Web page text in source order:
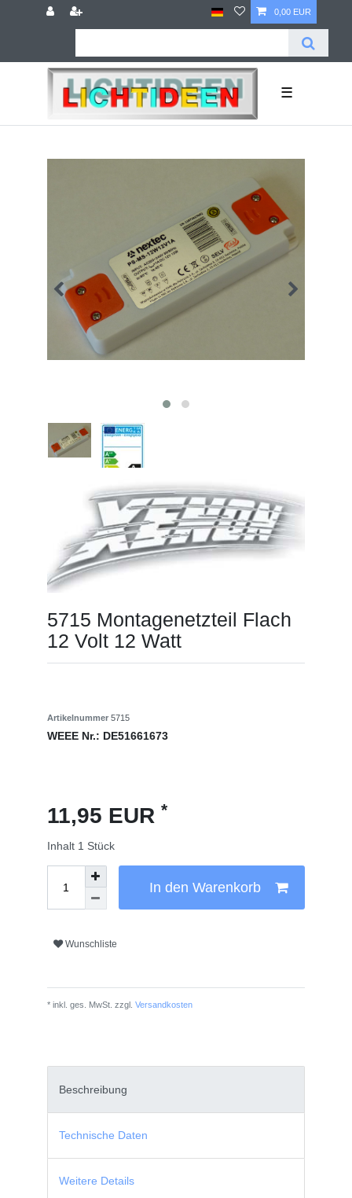
0,00 EUR
☰
5715 Montagenetzteil Flach
12 Volt 12 Watt
Artikelnummer 5715
WEEE Nr.: DE51661673
11,95 EUR *
Inhalt 1 Stück
In den Warenkorb
Wunschliste
* inkl. ges. MwSt. zzgl. Versandkosten
Beschreibung
Technische Daten
Weitere Details